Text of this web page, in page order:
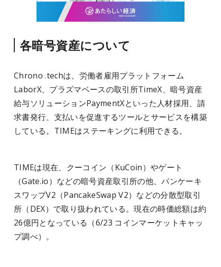
各暗号資産について
Chrono .techは、労働者雇用プラットフォーム
LaborX、プラズマベースの取引所TimeX、暗号資産
給与ソリューションPaymentXといった人材採用、請
求書発行、支払いを促進するツールとサービスを構築
している。TIMEはステーキングに利用できる。
TIMEは現在、クーコイン（KuCoin）やゲート
（Gate.io）などの暗号資産取引所の他、パンケーキ
スワップV2（PancakeSwap V2）などの分散型取引
所（DEX）で取り扱われている。現在の時価総額は約
26億円となっている（6/23 コインマーケットキャッ
プ調べ）。